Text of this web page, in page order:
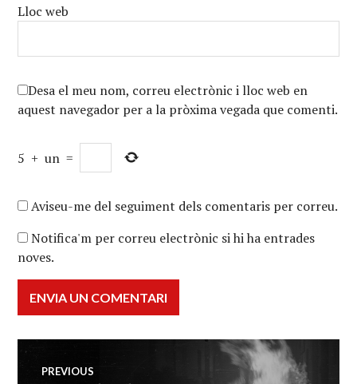
Lloc web
Desa el meu nom, correu electrònic i lloc web en
aquest navegador per a la pròxima vegada que comenti.
5 + un =
Aviseu-me del seguiment dels comentaris per correu.
Notifica'm per correu electrònic si hi ha entrades
noves.
Navegació
PREVIOUS